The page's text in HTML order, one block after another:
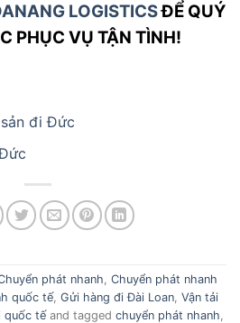
LOGISTICSĐỂ QUÝ
PHỤC VỤ TẬN TÌNH!
đi Đức
phát nhanh Chuyển phát nhanh
quốc tế, Gửi hàng đi Đài Loan, Vận tải
quốc tếand tagged chuyển phát nhanh